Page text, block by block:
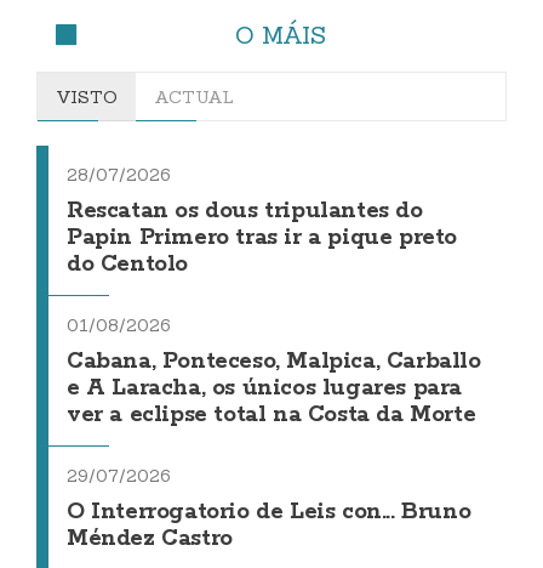
O MÁIS
VISTO ACTUAL
28/07/2026
Rescatan os dous tripulantes do
Papin Primero tras ir a pique preto
do Centolo
01/08/2026
Cabana, Ponteceso, Malpica, Carballo
e A Laracha, os únicos lugares para
ver a eclipse total na Costa da Morte
29/07/2026
O Interrogatorio de Leis con... Bruno
Méndez Castro